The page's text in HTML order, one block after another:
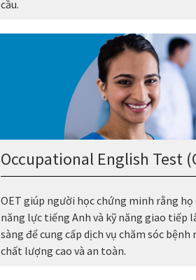
cầu.
Occupational English Test
OET giúp người học chứng minh rằng họ
năng lực tiếng Anh và kỹ năng giao tiếp
sàng để cung cấp dịch vụ chăm sóc bệnh
chất lượng cao và an toàn.